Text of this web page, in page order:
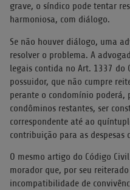
grave, o síndico pode tentar
harmoniosa, com diálogo.
Se não houver diálogo, uma
resolver o problema. A
legais contida no Art. 1337 do
possuidor, que não cumpre
perante o condomínio poderá,
condôminos restantes, ser
correspondente até ao
contribuição para as despesas
O mesmo artigo do Código
morador que, por seu
incompatibilidade de